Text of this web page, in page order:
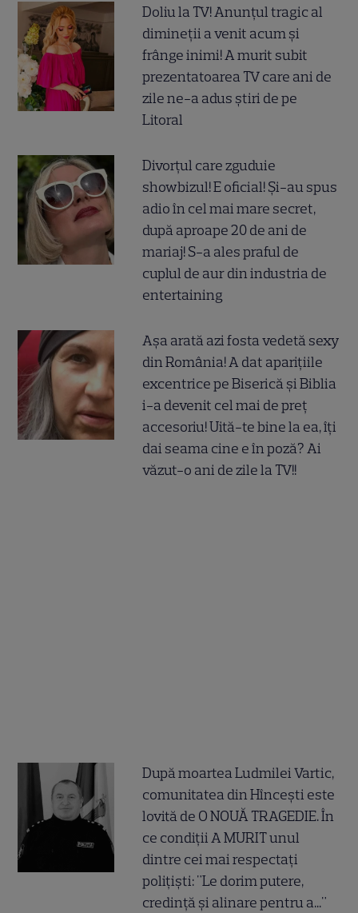
Doliu la TV! Anunțul tragic al
dimineții a venit acum și
frânge inimi! A murit subit
prezentatoarea TV care ani de
zile ne-a adus știri de pe
Litoral
Divorțul care zguduie
showbizul! E oficial! Și-au spus
adio în cel mai mare secret,
după aproape 20 de ani de
mariaj! S-a ales praful de
cuplul de aur din industria de
entertaining
Așa arată azi fosta vedetă sexy
din România! A dat aparițiile
excentrice pe Biserică și Biblia
i-a devenit cel mai de preț
accesoriu! Uită-te bine la ea, îți
dai seama cine e în poză? Ai
văzut-o ani de zile la TV!!
După moartea Ludmilei Vartic,
comunitatea din Hîncești este
lovită de O NOUĂ TRAGEDIE. În
ce condiții A MURIT unul
dintre cei mai respectați
polițiști: "Le dorim putere,
credință și alinare pentru a..."